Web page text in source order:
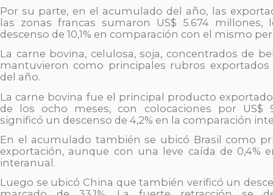
Por su parte, en el acumulado del año, las
las zonas francas sumaron US$ 5.674
descenso de 10,1% en comparación con el mismo
La carne bovina, celulosa, soja, concentrados de
mantuvieron como principales rubros
del año.
La carne bovina fue el principal producto
de los ocho meses, con colocaciones por US$
significó un descenso de 4,2% en la comparación
En el acumulado también se ubicó Brasil como
exportación, aunque con una leve caída de 0,4%
interanual.
Luego se ubicó China que también verificó un